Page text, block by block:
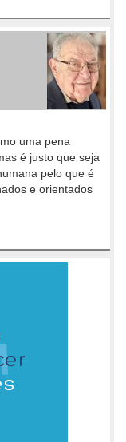
uma pena
é justo que seja
pelo que é
e orientados